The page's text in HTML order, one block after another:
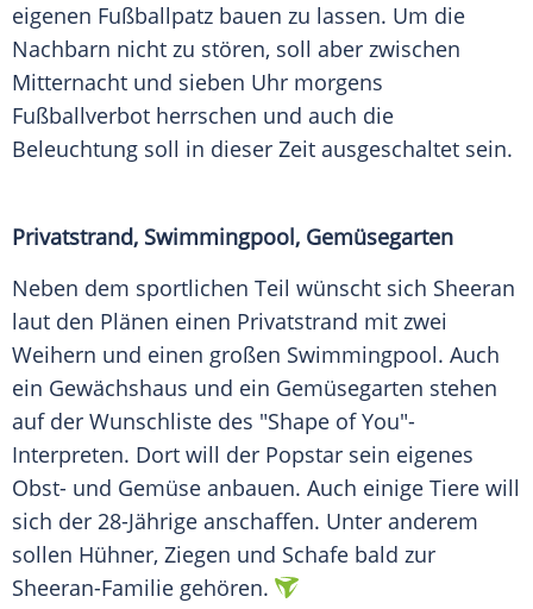
eigenen Fußballpatz bauen zu lassen. Um die
Nachbarn nicht zu stören, soll aber zwischen
Mitternacht und sieben Uhr morgens
Fußballverbot herrschen und auch die
Beleuchtung soll in dieser Zeit ausgeschaltet sein.
Privatstrand, Swimmingpool, Gemüsegarten
Neben dem sportlichen Teil wünscht sich Sheeran
laut den Plänen einen Privatstrand mit zwei
Weihern und einen großen Swimmingpool. Auch
ein Gewächshaus und ein Gemüsegarten stehen
auf der Wunschliste des "Shape of You"-
Interpreten. Dort will der Popstar sein eigenes
Obst- und Gemüse anbauen. Auch einige Tiere will
sich der 28-Jährige anschaffen. Unter anderem
sollen Hühner, Ziegen und Schafe bald zur
Sheeran-Familie gehören.